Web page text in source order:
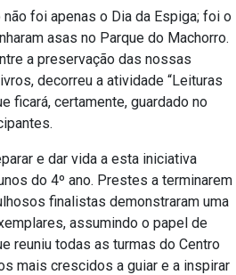
foi apenas o Dia da Espiga; foi o
asas no Parque do Machorro.
a preservação das nossas
decorreu a atividade “Leituras
ficará, certamente, guardado no
e dar vida a esta iniciativa
do 4º ano. Prestes a terminarem
finalistas demonstraram uma
assumindo o papel de
reuniu todas as turmas do Centro
mais crescidos a guiar e a inspirar